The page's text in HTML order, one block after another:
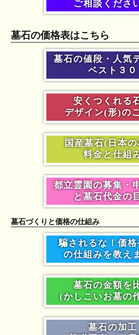
ご相談くださ
墓石の価格表はこちら
墓石の値段・人気
ベスト３０
安くつくれる
デザイン(形)の
国産墓石(日本
料金と仕組
都立霊園の募集・
と墓石代金の
墓石づくりと価格の仕組み
騙されるな！価
の仕組みを教え
墓石の金額を
(かしこいお墓の
墓石の加工